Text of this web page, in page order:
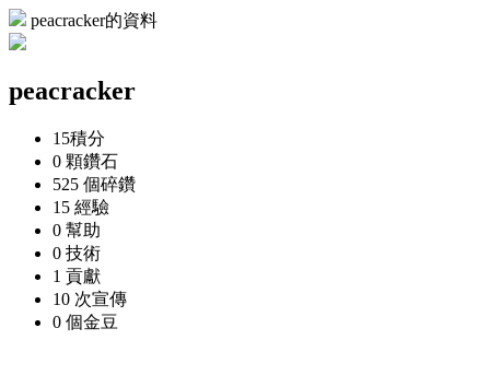
peacracker的資料
peacracker
15積分
0 顆鑽石
525 個碎鑽
15 經驗
0 幫助
0 技術
1 貢獻
10 次宣傳
0 個金豆